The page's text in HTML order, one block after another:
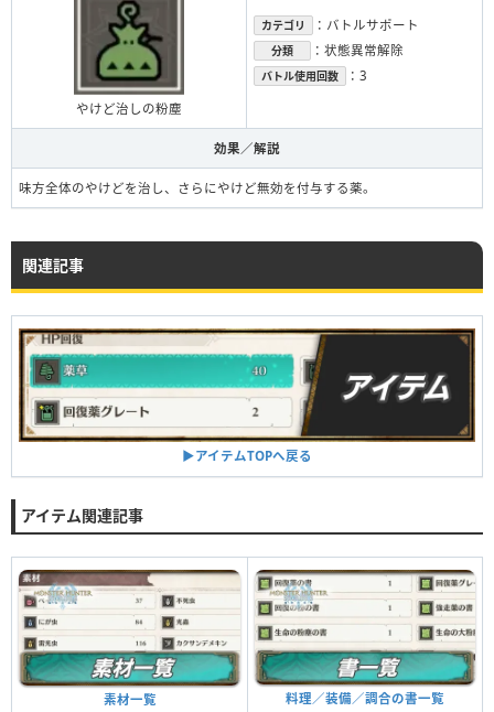
やけど治しの粉塵
カテゴリ ：バトルサポート
分類 ：状態異常解除
バトル使用回数 ：3
効果／解説
味方全体のやけどを治し、さらにやけど無効を付与する薬。
関連記事
▶︎アイテムTOPへ戻る
アイテム関連記事
素材一覧 料理／装備／調合の書一覧